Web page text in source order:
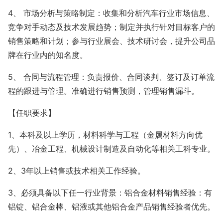
4、 市场分析与策略制定：收集和分析汽车行业市场信息、
竞争对手动态及技术发展趋势；制定并执行针对目标客户的
销售策略和计划；参与行业展会、技术研讨会，提升公司品
牌在行业内的知名度。
5、 合同与流程管理：负责报价、合同谈判、签订及订单流
程的跟进与管理。准确进行销售预测，管理销售漏斗。
【任职要求】
1、本科及以上学历，材料科学与工程（金属材料方向优
先）、冶金工程、机械设计制造及自动化等相关工科专业。
2、3年以上销售或技术相关工作经验。
3、必须具备以下任一行业背景：铝合金材料销售经验：有
铝锭、铝合金棒、铝液或其他铝合金产品销售经验者优先。